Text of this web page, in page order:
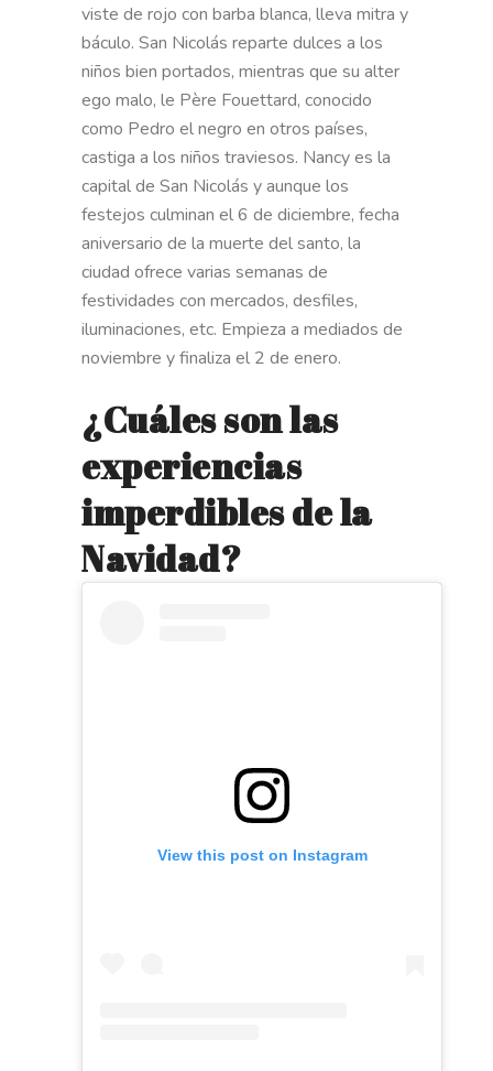
viste de rojo con barba blanca, lleva mitra y
báculo. San Nicolás reparte dulces a los
niños bien portados, mientras que su alter
ego malo, le Père Fouettard, conocido
como Pedro el negro en otros países,
castiga a los niños traviesos. Nancy es la
capital de San Nicolás y aunque los
festejos culminan el 6 de diciembre, fecha
aniversario de la muerte del santo, la
ciudad ofrece varias semanas de
festividades con mercados, desfiles,
iluminaciones, etc. Empieza a mediados de
noviembre y finaliza el 2 de enero.
¿Cuáles son las
experiencias
imperdibles de la
Navidad?
View this post on Instagram